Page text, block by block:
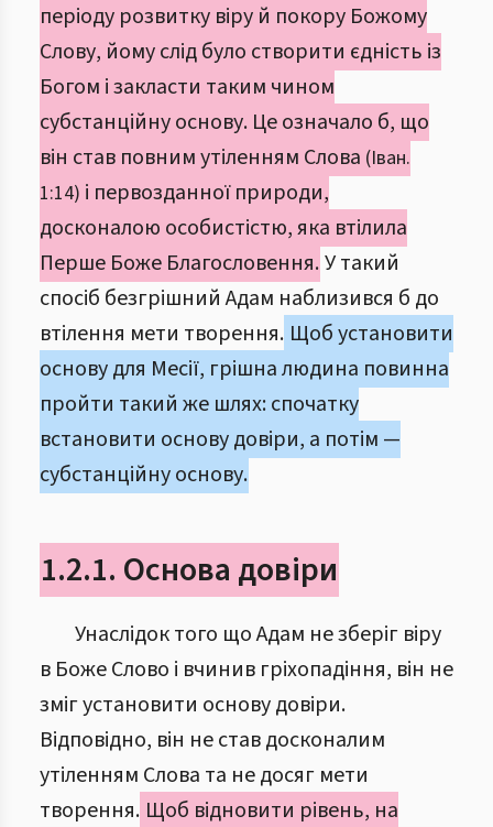
періоду розвитку віру й покору Божому
Слову, йому слід було створити єдність із
Богом і закласти таким чином
субстанційну основу. Це означало б, що
він став повним утіленням Слова (Іван.
1:14) і первозданної природи,
досконалою особистістю, яка втілила
Перше Боже Благословення.У такий
спосіб безгрішний Адам наблизився б до
втілення мети творення. Щоб установити
основу для Месії, грішна людина повинна
пройти такий же шлях: спочатку
встановити основу довіри, а потім —
субстанційну основу.
1.2.1. Основа довіри
Унаслідок того що Адам не зберіг віру
в Боже Слово і вчинив гріхопадіння, він не
зміг установити основу довіри.
Відповідно, він не став досконалим
утіленням Слова та не досяг мети
творення. Щоб відновити рівень, на